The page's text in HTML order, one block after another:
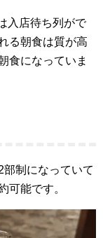
入店待ち列がで
る朝食は質が高
食になっていま
制になっていて
可能です。